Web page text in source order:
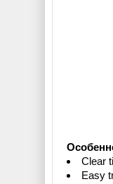
Clear
Easy